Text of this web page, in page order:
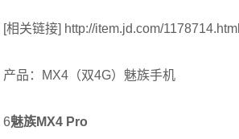
[相关链接] http://item.jd.com/1178714.html
产品：MX4（双4G）魅族手机
6魅族MX4 Pro